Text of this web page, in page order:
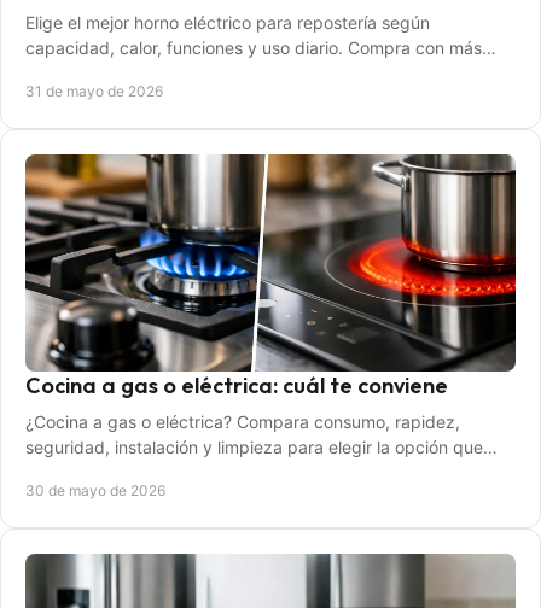
Elige el mejor horno eléctrico para repostería según
capacidad, calor, funciones y uso diario. Compra con más
31 de mayo de 2026
Cocina a gas o eléctrica: cuál te conviene
¿Cocina a gas o eléctrica? Compara consumo, rapidez,
seguridad, instalación y limpieza para elegir la opción que
30 de mayo de 2026